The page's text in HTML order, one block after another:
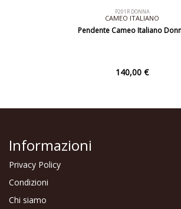
P201R DONNA
CAMEO ITALIANO
Pendente Cameo Italiano
140,00 €
Informazioni
Privacy Policy
Condizioni
Chi siamo